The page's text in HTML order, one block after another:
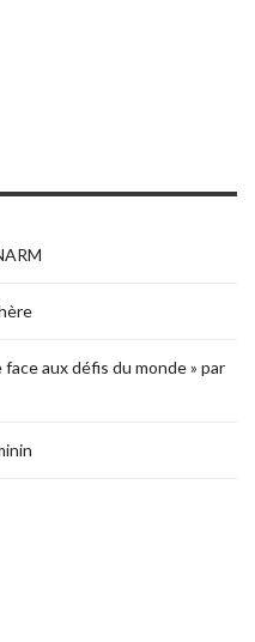
aux défis du monde » par